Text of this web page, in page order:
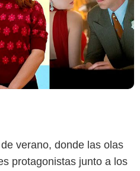
verano, donde las olas
protagonistas junto a los